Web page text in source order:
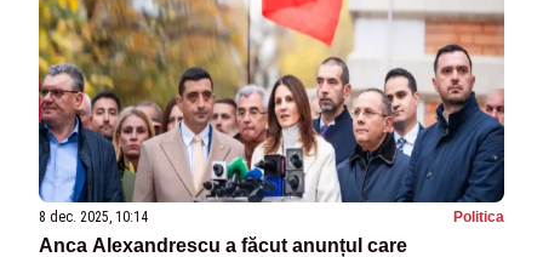
8 dec. 2025, 10:14 Politica
Anca Alexandrescu a făcut anunțul care